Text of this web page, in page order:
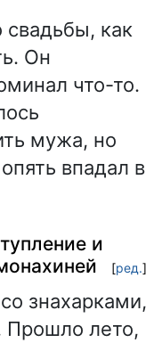
как
Он
что-то.
мужа, но
впадал в
и
[ред.]
знахарками,
Прошло лето,